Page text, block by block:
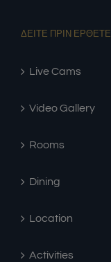
ΔΕΙΤΕ ΠΡΙΝ ΕΡΘΕΤΕ
Live Cams
Video Gallery
Rooms
Dining
Location
Activities